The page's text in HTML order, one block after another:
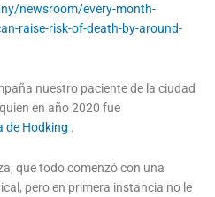
newsroom/every-month-
raise-risk-of-death-by-around-
nuestro paciente de la ciudad
en año 2020 fue
de Hodking .
que todo comenzó con una
pero en primera instancia no le